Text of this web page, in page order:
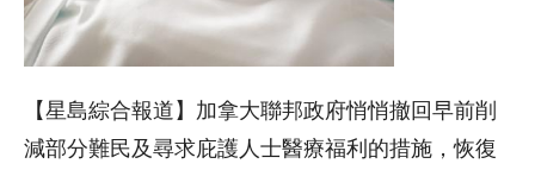
【星島綜合報道】加拿大聯邦政府悄悄撤回早前削
減部分難民及尋求庇護人士醫療福利的措施，恢復